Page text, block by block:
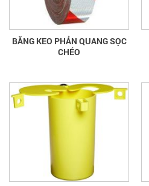
BĂNG KEO PHẢN QUANG SỌC
CHÉO